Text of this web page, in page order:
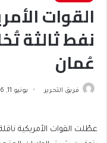
القوات
نفط ثالثة
عُمان
فريق التحرير يونيو 11, 2026